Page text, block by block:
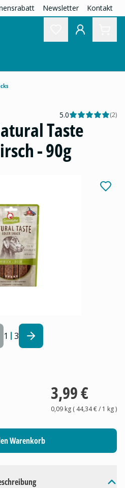
Newsletter Kontakt
1 3
5.0 (2)
Taste
- 90g
3,99 €
0,09 kg( 44,34 €/ 1 kg)
Warenkorb